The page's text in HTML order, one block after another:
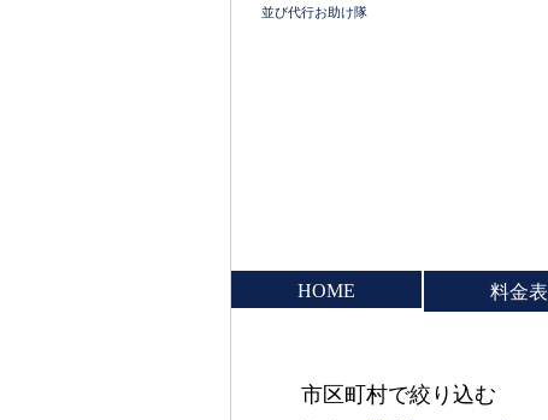
並び代行お助け隊
HOME 料金表
市区町村で絞り込む